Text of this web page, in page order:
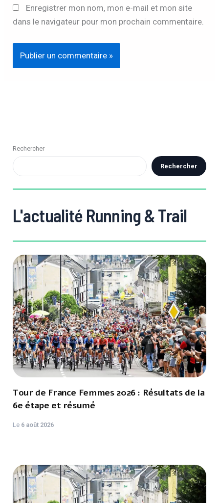
Enregistrer mon nom, mon e-mail et mon site
dans le navigateur pour mon prochain commentaire.
Rechercher
Rechercher
L'actualité Running & Trail
Tour de France Femmes 2026 : Résultats de la
6e étape et résumé
Le 6 août 2026